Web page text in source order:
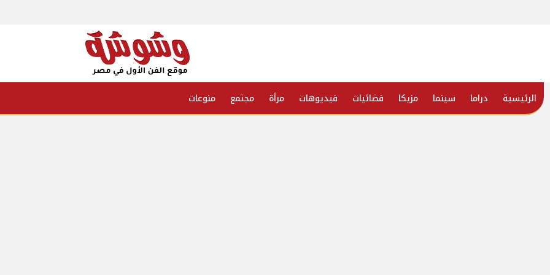
الرئيسية دراما سينما مزيكا فضائيات فيديوهات مرأة مجتمع منوعات